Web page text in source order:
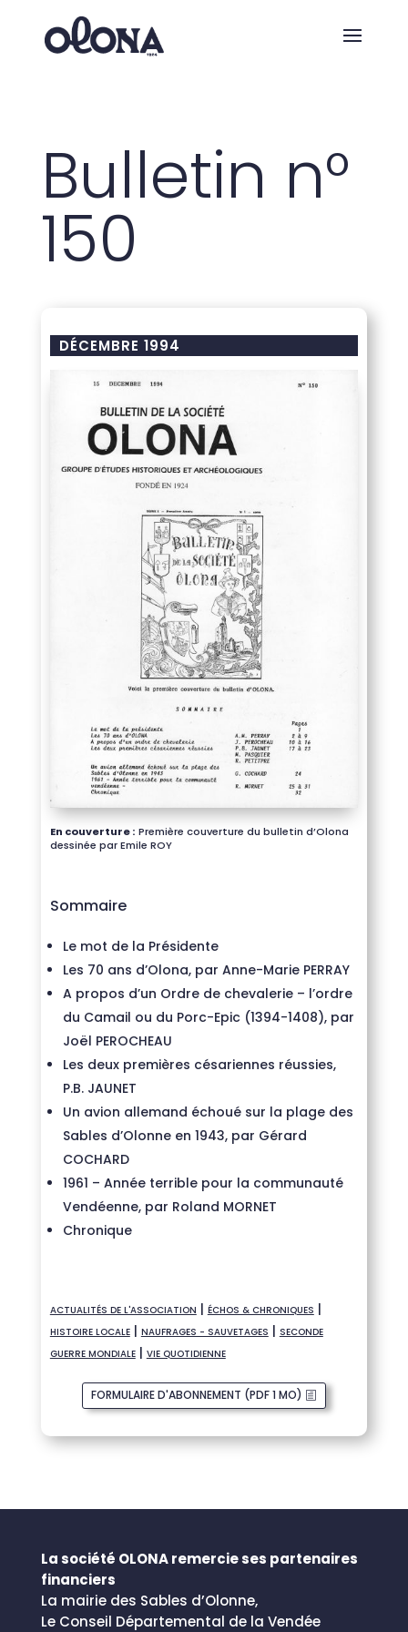
Bulletin n°
150
DÉCEMBRE 1994
En couverture : Première couverture du bulletin d’Olona
dessinée par Emile ROY
Sommaire
Le mot de la Présidente
Les 70 ans d’Olona, par Anne-Marie PERRAY
A propos d’un Ordre de chevalerie – l’ordre
du Camail ou du Porc-Epic (1394-1408), par
Joël PEROCHEAU
Les deux premières césariennes réussies,
P.B. JAUNET
Un avion allemand échoué sur la plage des
Sables d’Olonne en 1943, par Gérard
COCHARD
1961 – Année terrible pour la communauté
Vendéenne, par Roland MORNET
Chronique
ACTUALITÉS DE L'ASSOCIATION | ÉCHOS & CHRONIQUES |
HISTOIRE LOCALE| NAUFRAGES - SAUVETAGES | SECONDE
GUERRE MONDIALE| VIE QUOTIDIENNE
FORMULAIRE D'ABONNEMENT (PDF 1 MO)
La société OLONA remercie ses partenaires
financiers
La mairie des Sables d’Olonne,
Le Conseil Départemental de la Vendée